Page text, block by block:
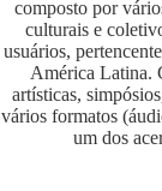
composto por
culturais e
usuários,
América Latina.
artísticas,
vários formatos
um dos